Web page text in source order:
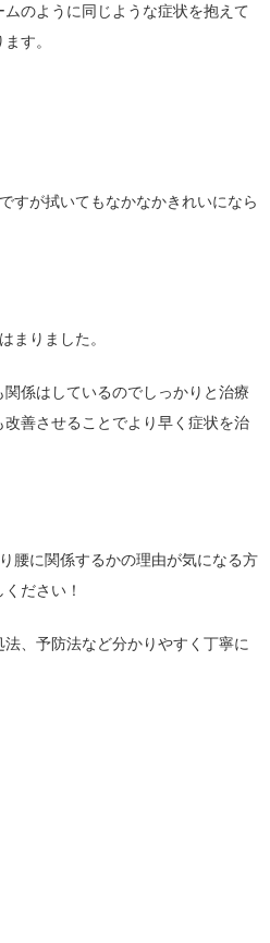
のように同じような症状を抱えて
す。
すが拭いてもなかなかきれいになら
まりました。
係はしているのでしっかりと治療
善させることでより早く症状を治
腰に関係するかの理由が気になる方
ださい！
、予防法など分かりやすく丁寧に